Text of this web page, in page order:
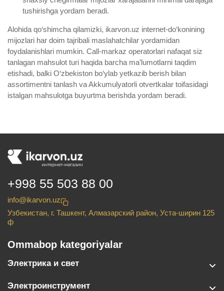
tushirishga yordam beradi.
Alohida qo‘shimcha qilamizki, ikarvon.uz internet-do‘konining
mijozlari har doim tajribali maslahatchilar yordamidan
foydalanishlari mumkin. Call-markaz operatorlari nafaqat siz
tanlagan mahsulot turi haqida barcha ma’lumotlarni taqdim
etishadi, balki O‘zbekiston bo‘ylab yetkazib berish bilan
assortimentni tanlash va Akkumulyatorli otvertkalar toifasidagi
istalgan mahsulotga buyurtma berishda yordam beradi.
+998 55 503 88 00
info@ikarvon.uz
Узбекистан, г. Ташкент, Алмазарский район, Уста-ширин 125
ф
Ommabop kategoriyalar
Электрика и свет
Электроинструмент